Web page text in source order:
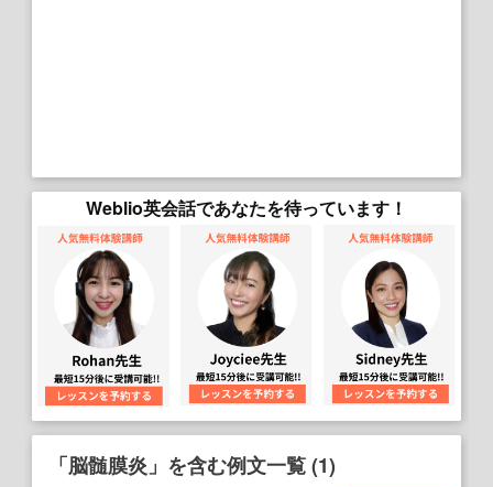
Weblio英会話であなたを待っています！
「脳髄膜炎」を含む例文一覧 (1)